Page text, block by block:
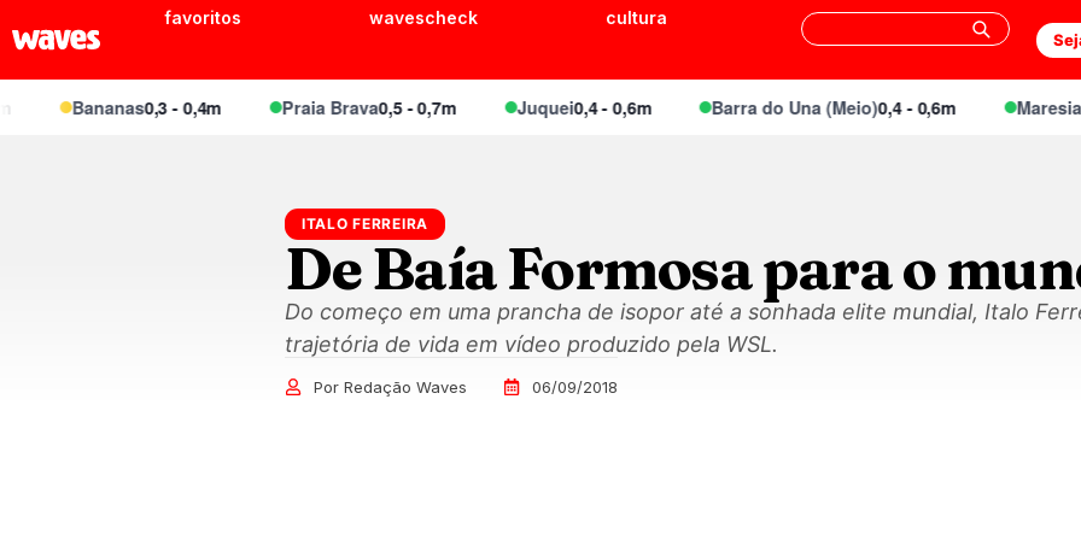
favoritos wavescheck cultura
Bananas0,3 - 0,4m Praia Brava0,5 - 0,7m Juquei0,4 - 0,6m Barra do Una (Meio)0,4 - 0,6m Maresias
ITALO FERREIRA
De Baía Formosa para o
Do começo em uma prancha de isopor até a sonhada elite mundial, Italo
trajetória de vida em vídeo produzido pela WSL.
Por Redação Waves 06/09/2018